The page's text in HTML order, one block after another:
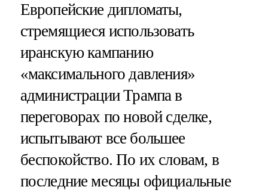
Европейские дипломаты,
стремящиеся использовать
иранскую кампанию
«максимального давления»
администрации Трампа в
переговорах по новой сделке,
испытывают все большее
беспокойство. По их словам, в
последние месяцы официальные